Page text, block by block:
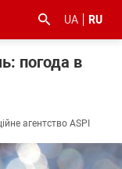
UA RU
погода в
агентство ASPI